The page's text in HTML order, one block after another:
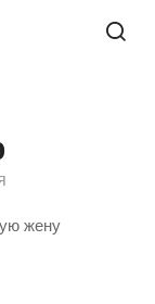
жену